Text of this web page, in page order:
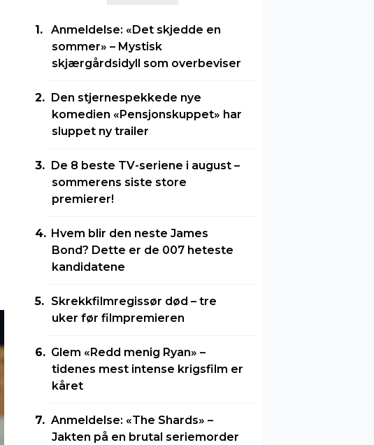
Anmeldelse: «Det skjedde en
sommer» – Mystisk
skjærgårdsidyll som overbeviser
Den stjernespekkede nye
komedien «Pensjonskuppet» har
sluppet ny trailer
De 8 beste TV-seriene i august –
sommerens siste store
premierer!
Hvem blir den neste James
Bond? Dette er de 007 heteste
kandidatene
Skrekkfilmregissør død – tre
uker før filmpremieren
Glem «Redd menig Ryan» –
tidenes mest intense krigsfilm er
kåret
Anmeldelse: «The Shards» –
Jakten på en brutal seriemorder